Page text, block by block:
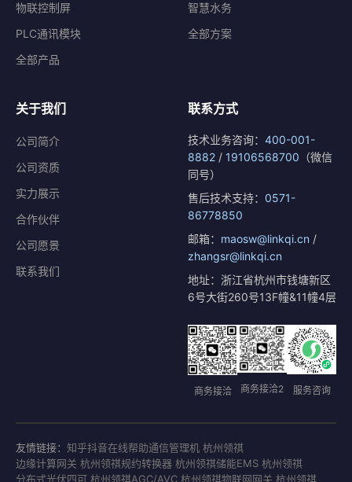
物联控制屏
PLC通讯模块
全部产品
智慧水务
全部方案
关于我们
公司简介
公司资质
实力展示
合作伙伴
公司愿景
联系我们
联系方式
技术业务咨询： 400-001-
8882 / 19106568700 （微信
同号）
售后技术支持： 0571-
86778850
邮箱： maosw@linkqi.cn /
zhangsr@linkqi.cn
地址：浙江省杭州市钱塘新区
6号大街260号13F幢&11幢4层
商务接洽 商务接洽2 服务咨询
友情链接： 知乎抖音在线帮助通信管理机 杭州领祺
边缘计算网关 杭州领祺规约转换器 杭州领祺储能EMS 杭州领祺
分布式光伏四可 杭州领祺AGC/AVC 杭州领祺物联网网关 杭州领祺